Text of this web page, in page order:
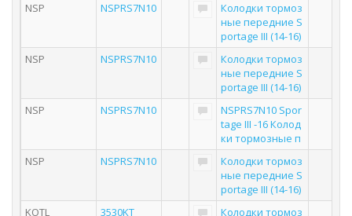
NSP
NSPRS7N10
Колодки тормоз
ные передние S
portage III (14-16)
NSP
NSPRS7N10
Колодки тормоз
ные передние S
portage III (14-16)
NSP
NSPRS7N10
NSPRS7N10 Spor
tage III -16 Колод
ки тормозные п
NSP
NSPRS7N10
Колодки тормоз
ные передние S
portage III (14-16)
KOTL
3530KT Колодки тормоз